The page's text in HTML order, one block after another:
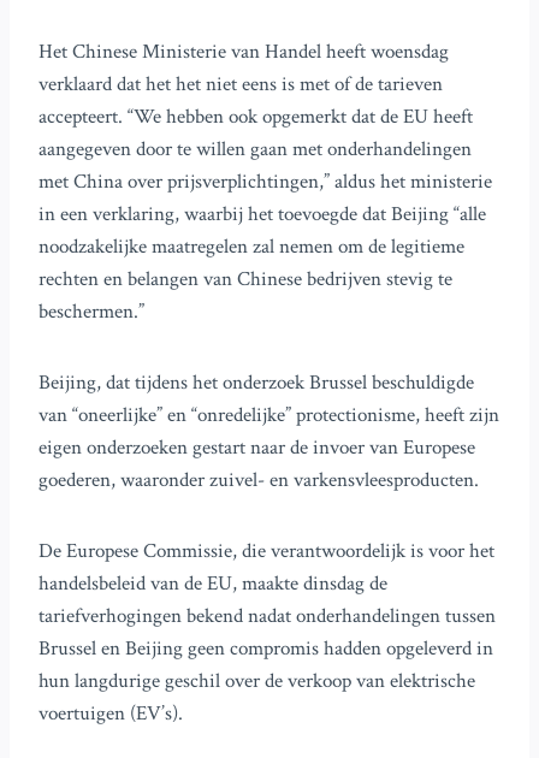
Het Chinese Ministerie van Handel heeft woensdag
verklaard dat het het niet eens is met of de tarieven
accepteert. “We hebben ook opgemerkt dat de EU heeft
aangegeven door te willen gaan met onderhandelingen
met China over prijsverplichtingen,” aldus het ministerie
in een verklaring, waarbij het toevoegde dat Beijing “alle
noodzakelijke maatregelen zal nemen om de legitieme
rechten en belangen van Chinese bedrijven stevig te
beschermen.”
Beijing, dat tijdens het onderzoek Brussel beschuldigde
van “oneerlijke” en “onredelijke” protectionisme, heeft zijn
eigen onderzoeken gestart naar de invoer van Europese
goederen, waaronder zuivel- en varkensvleesproducten.
De Europese Commissie, die verantwoordelijk is voor het
handelsbeleid van de EU, maakte dinsdag de
tariefverhogingen bekend nadat onderhandelingen tussen
Brussel en Beijing geen compromis hadden opgeleverd in
hun langdurige geschil over de verkoop van elektrische
voertuigen (EV’s).